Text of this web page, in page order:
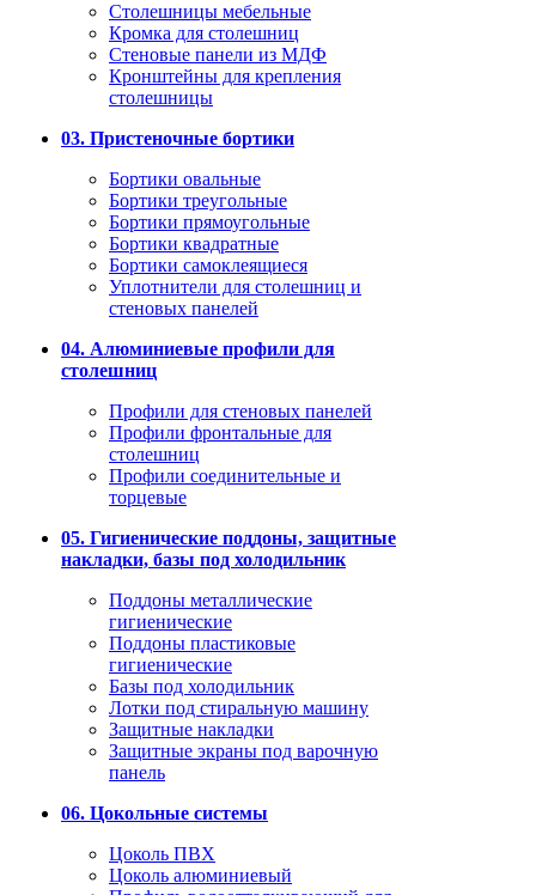
Столешницы мебельные
Кромка для столешниц
Стеновые панели из МДФ
Кронштейны для крепления
столешницы
03. Пристеночные бортики
Бортики овальные
Бортики треугольные
Бортики прямоугольные
Бортики квадратные
Бортики самоклеящиеся
Уплотнители для столешниц и
стеновых панелей
04. Алюминиевые профили для
столешниц
Профили для стеновых панелей
Профили фронтальные для
столешниц
Профили соединительные и
торцевые
05. Гигиенические поддоны, защитные
накладки, базы под холодильник
Поддоны металлические
гигиенические
Поддоны пластиковые
гигиенические
Базы под холодильник
Лотки под стиральную машину
Защитные накладки
Защитные экраны под варочную
панель
06. Цокольные системы
Цоколь ПВХ
Цоколь алюминиевый